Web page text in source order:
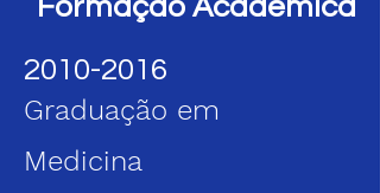
Formação Acadêmica
2010-2016
Graduação em
Medicina